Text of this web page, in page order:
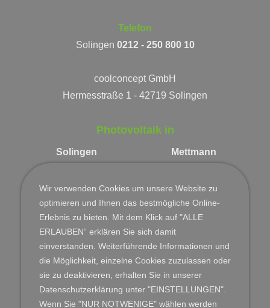
Telefon
Solingen 0212 - 250 800 10
coolconcept GmbH
Hermesstraße 1 - 42719 Solingen
Photovoltaik in
Solingen
Remscheid
Wuppertal
Langenfeld
Leichlingen
Mettmann
Monheim
Leverkusen
Neuss
Köln
Wir verwenden Cookies um unsere Website zu
optimieren und Ihnen das bestmögliche Online-
Erlebnis zu bieten. Mit dem Klick auf "ALLE
ERLAUBEN“ erklären Sie sich damit
einverstanden. Weiterführende Informationen und
die Möglichkeit, einzelne Cookies zuzulassen oder
sie zu deaktivieren, erhalten Sie in unserer
Datenschutzerklärung unter "EINSTELLUNGEN".
Wenn Sie "NUR NOTWENIGE" wählen werden